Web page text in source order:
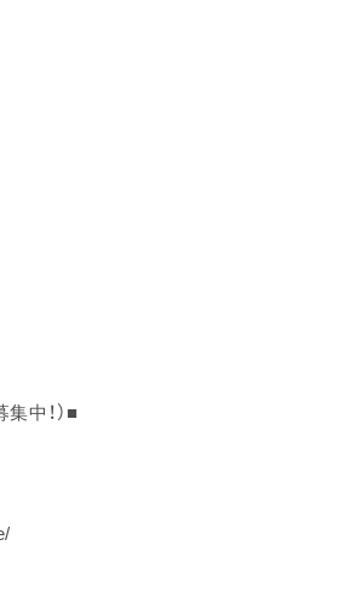
中！）■